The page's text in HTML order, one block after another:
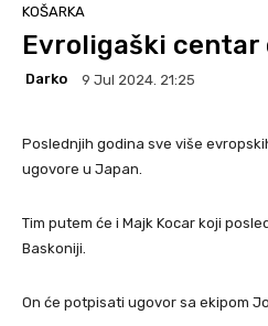
KOŠARKA
Evroligaški centar
Darko 9 Jul 2024. 21:25
Poslednjih godina sve više
ugovore u Japan.
Tim putem će i Majk Kocar koji
Baskoniji.
On će potpisati ugovor sa ekipom